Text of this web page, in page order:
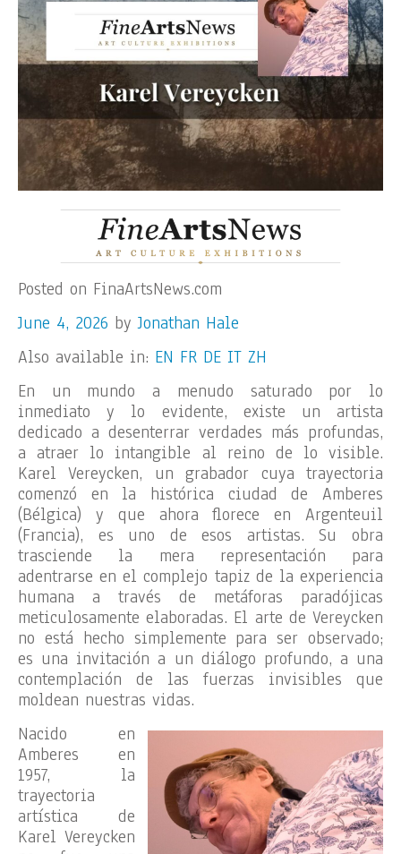
Posted on FinaArtsNews.com
June 4, 2026 byJonathan Hale
Also available in: EN FR DE IT ZH
En un mundo a menudo saturado por lo
inmediato y lo evidente, existe un artista
dedicado a desenterrar verdades más profundas,
a atraer lo intangible al reino de lo visible.
Karel Vereycken, un grabador cuya trayectoria
comenzó en la histórica ciudad de Amberes
(Bélgica) y que ahora florece en Argenteuil
(Francia), es uno de esos artistas. Su obra
trasciende la mera representación para
adentrarse en el complejo tapiz de la experiencia
humana a través de metáforas paradójicas
meticulosamente elaboradas. El arte de Vereycken
no está hecho simplemente para ser observado;
es una invitación a un diálogo profundo, a una
contemplación de las fuerzas invisibles que
moldean nuestras vidas.
Nacido en
Amberes en
1957, la
trayectoria
artística de
Karel Vereycken